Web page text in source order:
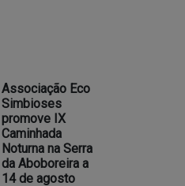
Associação Eco
Simbioses
promove IX
Caminhada
Noturna na Serra
da Aboboreira a
14 de agosto